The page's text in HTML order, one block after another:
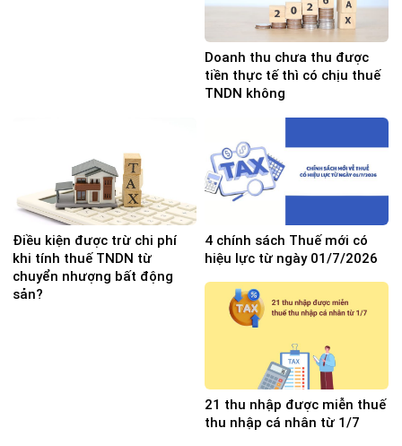
Doanh thu chưa thu được
tiền thực tế thì có chịu thuế
TNDN không
Điều kiện được trừ chi phí
khi tính thuế TNDN từ
chuyển nhượng bất động
sản?
4 chính sách Thuế mới có
hiệu lực từ ngày 01/7/2026
21 thu nhập được miễn thuế
thu nhập cá nhân từ 1/7